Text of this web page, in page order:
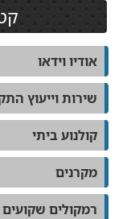
אודיו וידאו
שירות וייעוץ
קולנוע ביתי
מקרנים
רמקולים שקועים